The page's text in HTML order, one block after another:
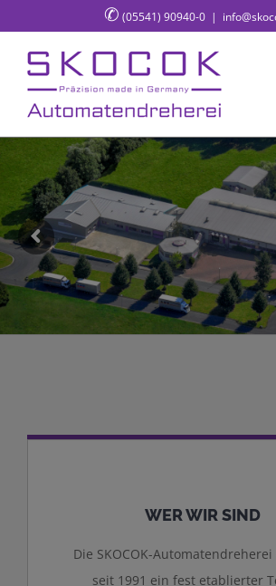
springen
✆ (05541) 90940-0 |
WER WIR SIND
Die SKOCOK-
seit 1991 ein fest etablierter